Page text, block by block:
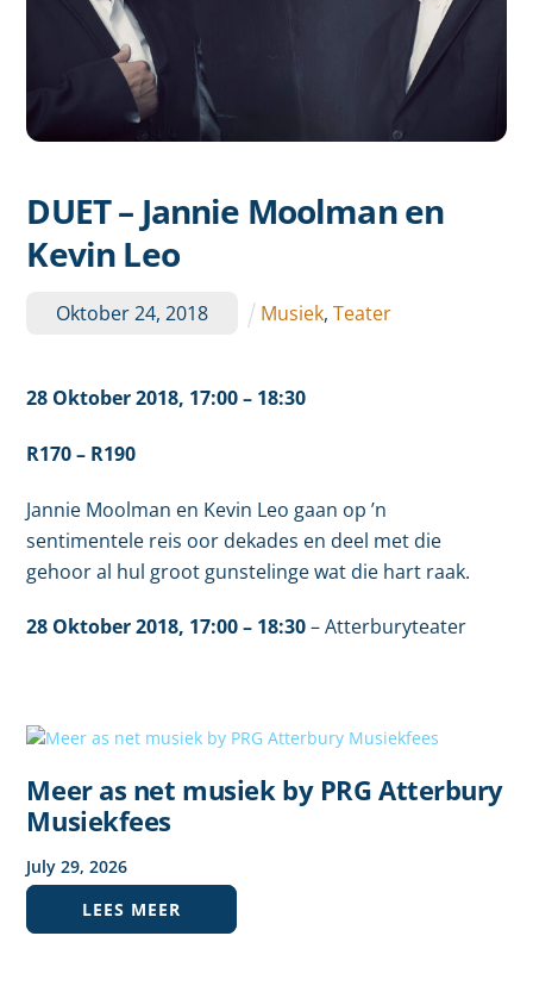
DUET – Jannie Moolman en
Kevin Leo
Oktober 24,2018 Musiek,Teater
28 Oktober2018, 17:00– 18:30
R170 – R190
Jannie Moolman en Kevin Leo gaan op ’n
sentimentele reis oor dekades en deel met die
gehoor al hul groot gunstelinge wat die hart raak.
28 Oktober2018, 17:00– 18:30 –Atterburyteater
Meer as net musiek by PRG Atterbury
Musiekfees
July 29,2026
LEES MEER